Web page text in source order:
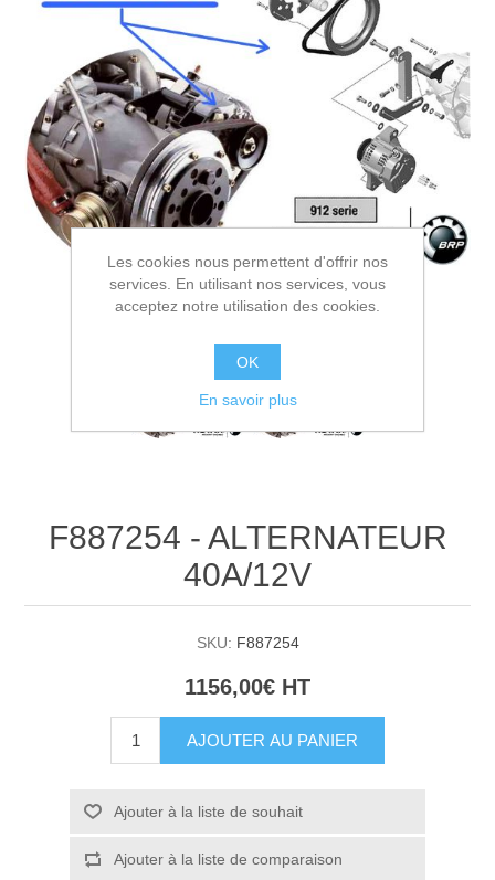
F887254 - ALTERNATEUR
40A/12V
SKU: F887254
1156,00€ HT
AJOUTER AU PANIER
Ajouter à la liste de souhait
Ajouter à la liste de comparaison
Les cookies nous permettent d'offrir nos
services. En utilisant nos services, vous
acceptez notre utilisation des cookies.
OK
En savoir plus